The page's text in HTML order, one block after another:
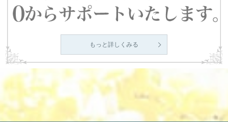
もっと詳しくみる